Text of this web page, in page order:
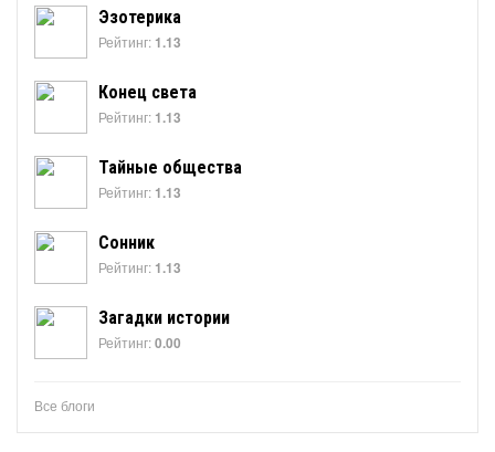
Эзотерика
Рейтинг: 1.13
Конец света
Рейтинг: 1.13
Тайные общества
Рейтинг: 1.13
Сонник
Рейтинг: 1.13
Загадки истории
Рейтинг:0.00
Все блоги